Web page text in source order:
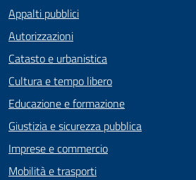
Appalti pubblici
Autorizzazioni
Catasto e urbanistica
Cultura e tempo libero
Educazione e formazione
Giustizia e sicurezza pubblica
Imprese e commercio
Mobilità e trasporti